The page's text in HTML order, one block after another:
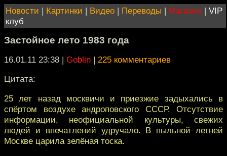
Новости | Картинки | Видео | Переводы | Магазин | VIP
клуб
Застойное лето 1983 года
16.01.11 23:38 | Goblin | 225 комментариев
Цитата:
25 лет назад москвичи и приезжие задыхались в
спёртом воздухе андроповского СССР. Отсутствие
информации, неофициальной культуры, свежих
людей и впечатлений удручало. В пыльной летней
Москве царила зелёная тоска.